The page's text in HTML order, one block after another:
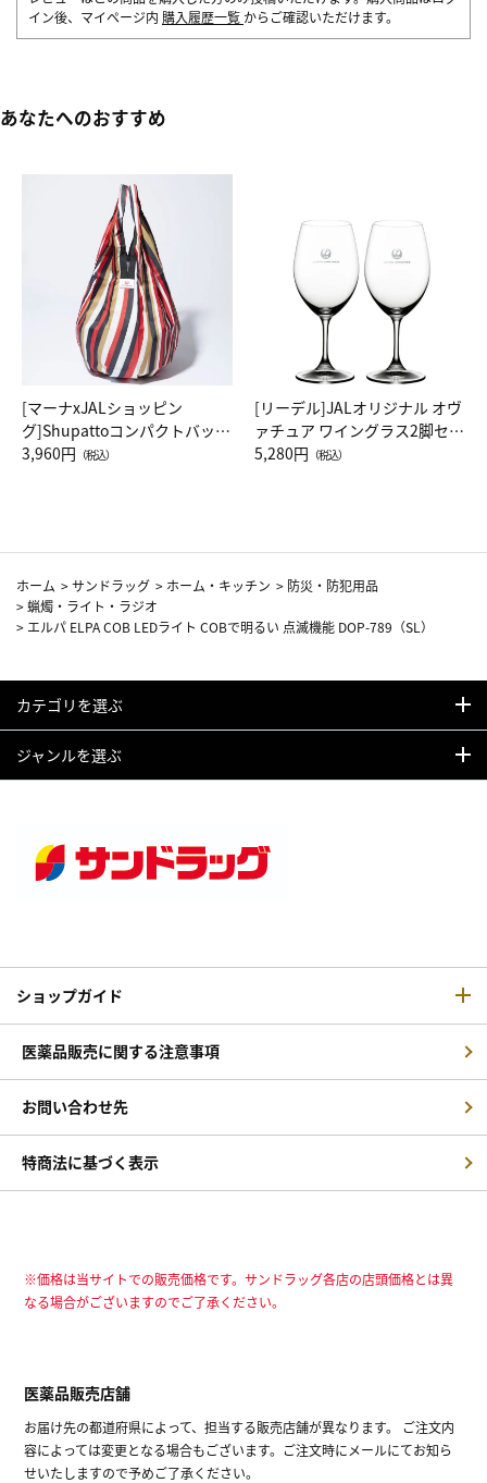
イン後、マイページ内 購入履歴一覧 からご確認いただけます。
あなたへのおすすめ
[マーナxJALショッピン
グ]Shupattoコンパクトバッグ
Drop JAL客室乗務員（LC）ス
3,960円 （税込）
[リーデル]JALオリジナル オヴ
ァチュア ワイングラス2脚セッ
ト（レッドワイン）
5,280円 （税込）
ホーム >サンドラッグ > ホーム・キッチン > 防災・防犯用品
>蝋燭・ライト・ラジオ
> エルパ ELPA COB LEDライト COBで明るい 点滅機能 DOP-789（SL）
カテゴリを選ぶ
ジャンルを選ぶ
ショップガイド
医薬品販売に関する注意事項
お問い合わせ先
特商法に基づく表示
※価格は当サイトでの販売価格です。サンドラッグ各店の店頭価格とは異
なる場合がございますのでご了承ください。
医薬品販売店舗
お届け先の都道府県によって、担当する販売店舗が異なります。 ご注文内
容によっては変更となる場合もございます。ご注文時にメールにてお知ら
せいたしますので予めご了承ください。